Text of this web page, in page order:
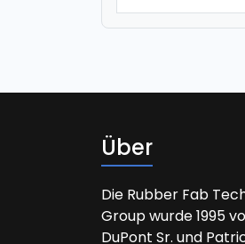
Über
Die Rubber Fab
Group wurde 1995
DuPont Sr. und